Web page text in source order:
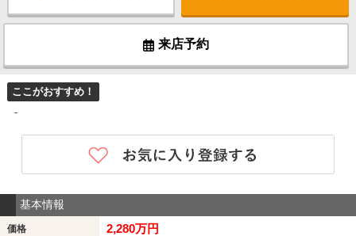
来店予約
ここがおすすめ！
-
基本情報
価格 2,280万円